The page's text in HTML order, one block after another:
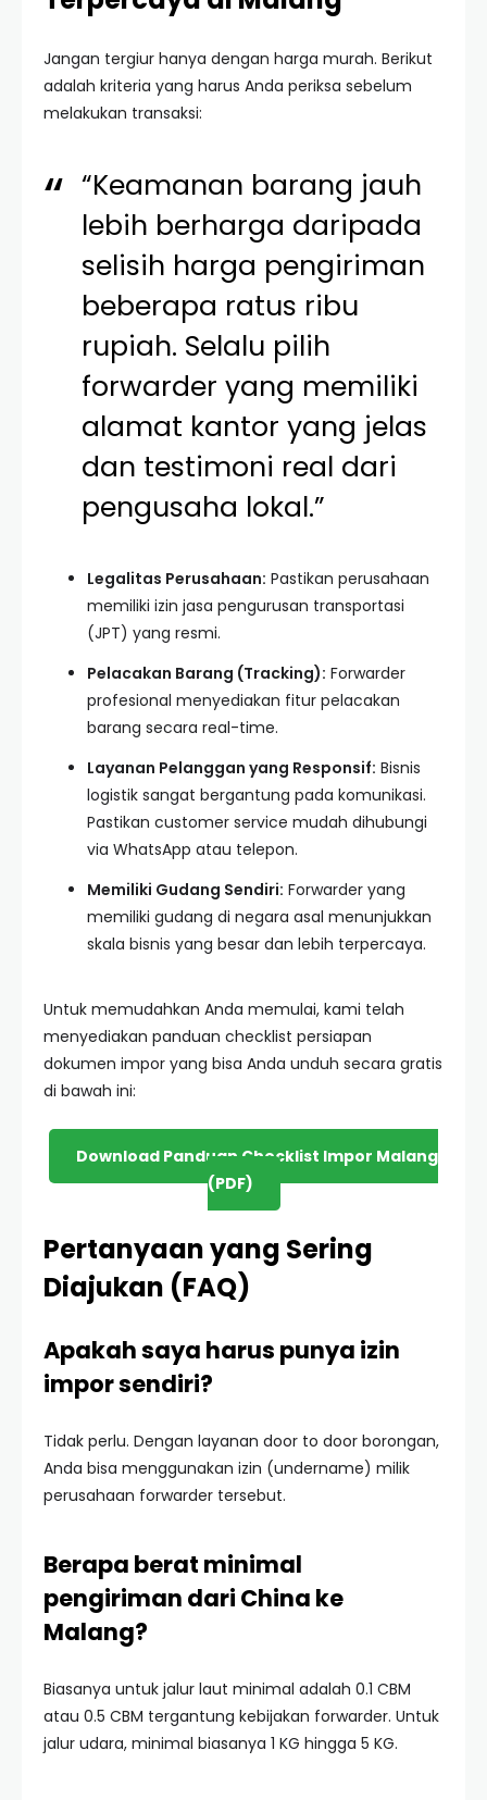
Jangan tergiur hanya dengan harga murah. Berikut
adalah kriteria yang harus Anda periksa sebelum
melakukan transaksi:
“Keamanan barang jauh
lebih berharga daripada
selisih harga pengiriman
beberapa ratus ribu
rupiah. Selalu pilih
forwarder yang memiliki
alamat kantor yang jelas
dan testimoni real dari
pengusaha lokal.”
Legalitas Perusahaan: Pastikan perusahaan
memiliki izin jasa pengurusan transportasi
(JPT) yang resmi.
Pelacakan Barang (Tracking): Forwarder
profesional menyediakan fitur pelacakan
barang secara real-time.
Layanan Pelanggan yang Responsif: Bisnis
logistik sangat bergantung pada komunikasi.
Pastikan customer service mudah dihubungi
via WhatsApp atau telepon.
Memiliki Gudang Sendiri: Forwarder yang
memiliki gudang di negara asal menunjukkan
skala bisnis yang besar dan lebih terpercaya.
Untuk memudahkan Anda memulai, kami telah
menyediakan panduan checklist persiapan
dokumen impor yang bisa Anda unduh secara gratis
di bawah ini:
Download Panduan Checklist Impor Malang
(PDF)
Pertanyaan yang Sering
Diajukan (FAQ)
Apakah saya harus punya izin
impor sendiri?
Tidak perlu. Dengan layanan door to door borongan,
Anda bisa menggunakan izin (undername) milik
perusahaan forwarder tersebut.
Berapa berat minimal
pengiriman dari China ke
Malang?
Biasanya untuk jalur laut minimal adalah 0.1 CBM
atau 0.5 CBM tergantung kebijakan forwarder. Untuk
jalur udara, minimal biasanya 1 KG hingga 5 KG.